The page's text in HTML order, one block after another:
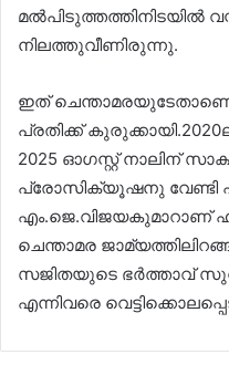
മൽപിടുത്തത്തിനിടയിൽ
നിലത്തുവീണിരുന്നു.
ഇത്
പ്രതിക്ക്
2025 ഓഗസ്റ്റ് നാലിന്
പ്രോസിക്യൂഷനു വേണ്ടി
എം.ജെ.വിജയകുമാറാണ്
ചെന്താമര
സജിതയുടെ ഭർത്താവ്
എന്നിവരെ